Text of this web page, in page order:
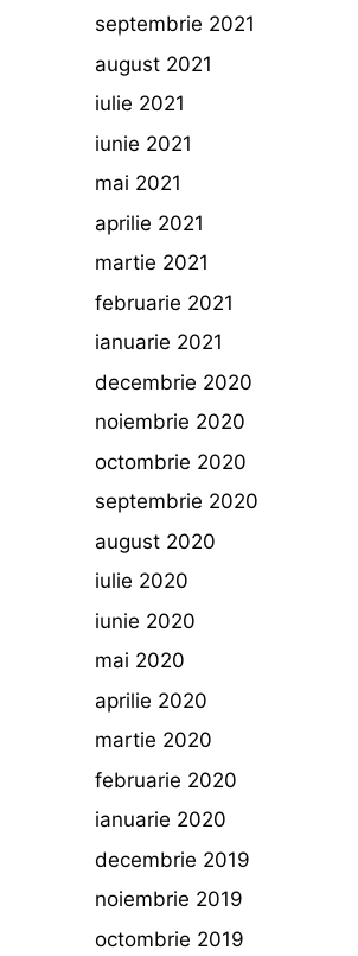
septembrie 2021
august 2021
iulie 2021
iunie 2021
mai 2021
aprilie 2021
martie 2021
februarie 2021
ianuarie 2021
decembrie 2020
noiembrie 2020
octombrie 2020
septembrie 2020
august 2020
iulie 2020
iunie 2020
mai 2020
aprilie 2020
martie 2020
februarie 2020
ianuarie 2020
decembrie 2019
noiembrie 2019
octombrie 2019